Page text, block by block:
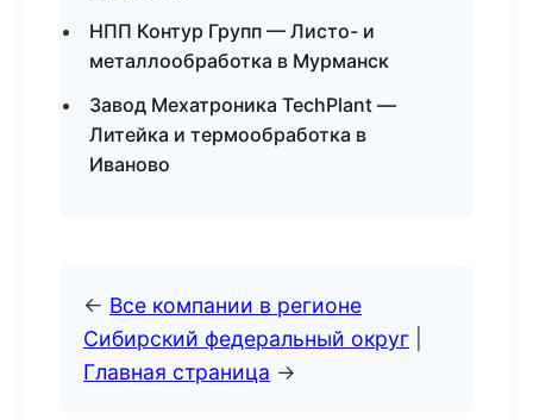
НПП Контур Групп — Листо- и
металлообработка в Мурманск
Завод Мехатроника TechPlant —
Литейка и термообработка в
Иваново
← Все компании в регионе
Сибирский федеральный округ
Главная страница →